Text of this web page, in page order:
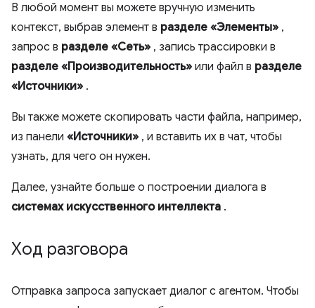
В любой момент вы можете вручную изменить
контекст, выбрав элемент в разделе «Элементы» ,
запрос в разделе «Сеть» , запись трассировки в
разделе «Производительность» или файл в разделе
«Источники» .
Вы также можете скопировать части файла, например,
из панели «Источники» , и вставить их в чат, чтобы
узнать, для чего он нужен.
Далее, узнайте больше о построении диалога в
системах искусственного интеллекта .
Ход разговора
Отправка запроса запускает диалог с агентом. Чтобы